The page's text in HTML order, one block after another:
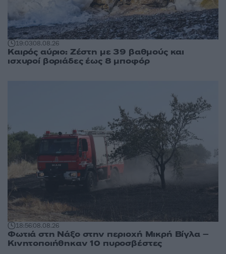
19:0308.08.26
Καιρός αύριο: Ζέστη με 39 βαθμούς και
ισχυροί βοριάδες έως 8 μποφόρ
18:5608.08.26
Φωτιά στη Νάξο στην περιοχή Μικρή Βίγλα –
Κινητοποιήθηκαν 10 πυροσβέστες